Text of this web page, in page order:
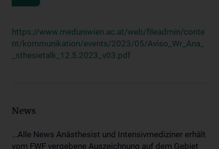
https://www.meduniwien.ac.at/web/fileadmin/conte
nt/kommunikation/events/2023/05/Aviso_Wr_Ana_
_sthesietalk_12.5.2023_v03.pdf
News
...Alle News Anästhesist und Intensivmediziner erhält
vom FWF vergebene Auszeichnung auf dem Gebiet